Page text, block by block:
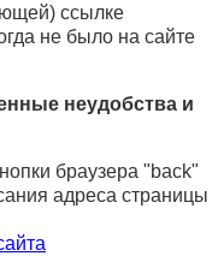
ссылке
не было на сайте
неудобства и
браузера "back"
адреса страницы